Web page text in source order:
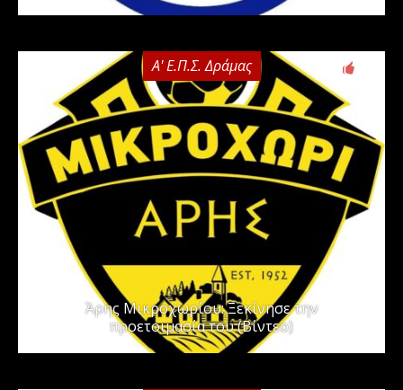
Α' Ε.Π.Σ. Δράμας
Άρης Μικροχωρίου: Ξεκίνησε την
προετοιμασία του (Βίντεο)